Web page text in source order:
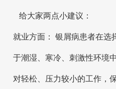
给大家两点小建议：
就业方面： 银屑病患者在选
于潮湿、寒冷、刺激性环境
对轻松、压力较小的工作，